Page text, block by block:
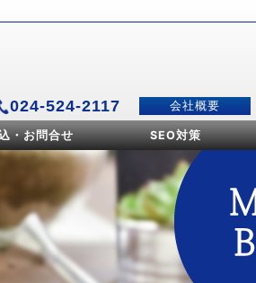
024-524-2117 会社概要
・お問合せ SEO対策